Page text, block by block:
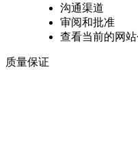
沟通渠道
审阅和批准
查看当前的网
质量保证